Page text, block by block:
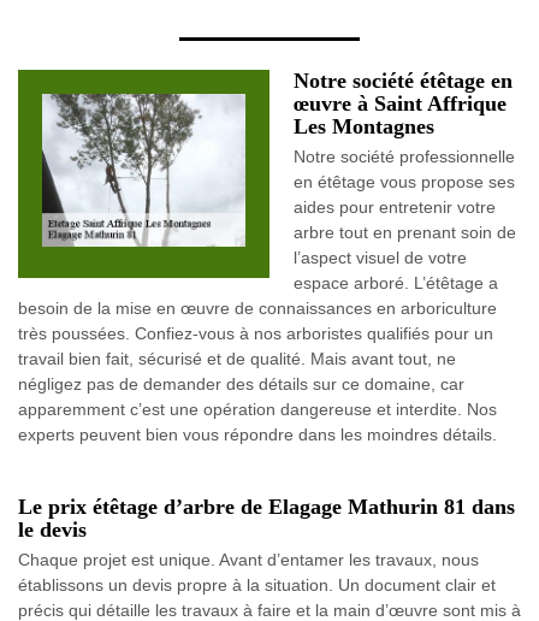
Notre société étêtage en
œuvre à Saint Affrique
Les Montagnes
Notre société professionnelle
en étêtage vous propose ses
aides pour entretenir votre
arbre tout en prenant soin de
l’aspect visuel de votre
espace arboré. L’étêtage a
besoin de la mise en œuvre de connaissances en arboriculture
très poussées. Confiez-vous à nos arboristes qualifiés pour un
travail bien fait, sécurisé et de qualité. Mais avant tout, ne
négligez pas de demander des détails sur ce domaine, car
apparemment c’est une opération dangereuse et interdite. Nos
experts peuvent bien vous répondre dans les moindres détails.
Le prix étêtage d’arbre de Elagage Mathurin 81 dans
le devis
Chaque projet est unique. Avant d’entamer les travaux, nous
établissons un devis propre à la situation. Un document clair et
précis qui détaille les travaux à faire et la main d’œuvre sont mis à